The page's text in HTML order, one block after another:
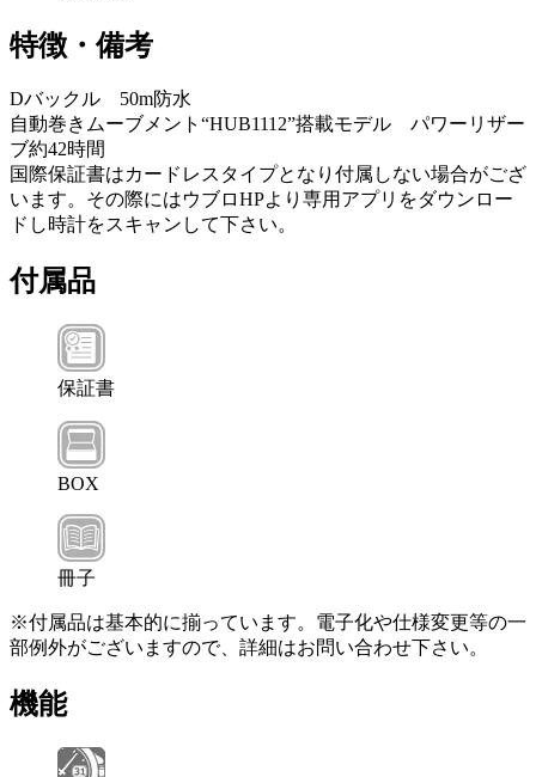
特徴・備考
Dバックル 50m防水
自動巻きムーブメント“HUB1112”搭載モデル パワーリザー
ブ約42時間
国際保証書はカードレスタイプとなり付属しない場合がござ
います。その際にはウブロHPより専用アプリをダウンロー
ドし時計をスキャンして下さい。
付属品
保証書
BOX
冊子
※付属品は基本的に揃っています。電子化や仕様変更等の一
部例外がございますので、詳細はお問い合わせ下さい。
機能